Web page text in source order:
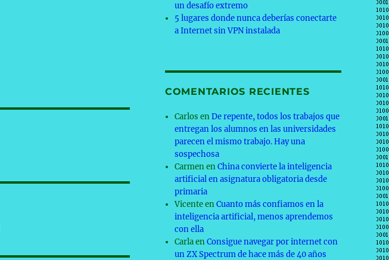
un desafío extremo
5 lugares donde nunca deberías conectarte
a Internet sin VPN instalada
COMENTARIOS RECIENTES
Carlos enDe repente, todos los trabajos que
entregan los alumnos en las universidades
parecen el mismo trabajo. Hay una
sospechosa
CarmenenChina convierte la inteligencia
artificial en asignatura obligatoria desde
primaria
VicenteenCuanto más confiamos en la
inteligencia artificial, menos aprendemos
con ella
CarlaenConsigue navegar por internet con
un ZX Spectrum de hace más de 40 años